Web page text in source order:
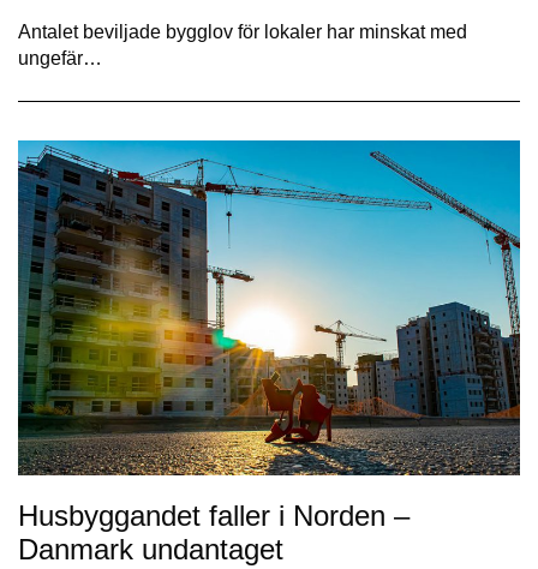
Antalet beviljade bygglov för lokaler har minskat med
ungefär…
Husbyggandet faller i Norden –
Danmark undantaget